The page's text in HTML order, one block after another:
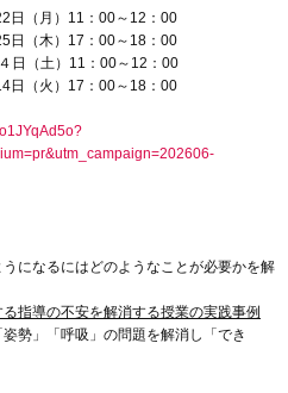
月）11：00～12：00
日（木）17：00～18：00
11：00～12：00
：00～18：00
になるにはどのようなことが必要かを解
指導の不安を解消する授業の実践事例
勢」「呼吸」の問題を解消し「でき